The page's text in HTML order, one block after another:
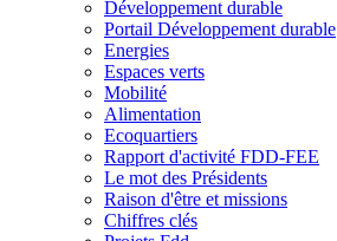
Développement durable
Portail Développement durable
Energies
Espaces verts
Mobilité
Alimentation
Ecoquartiers
Rapport d'activité FDD-FEE
Le mot des Présidents
Raison d'être et missions
Chiffres clés